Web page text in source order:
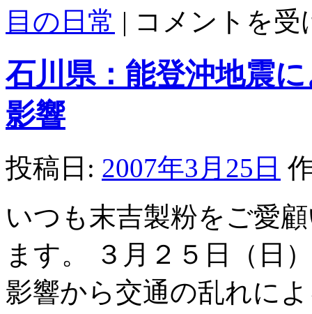
目の日常 |
く
な
コメントを
石川県：能登沖地震
影響
投稿日: 2007年3月25日
いつも末吉製粉をご愛
ます。 ３月２５日（日
影響から交通の乱れに